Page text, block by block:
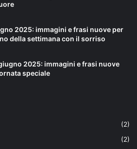
2025: immagini e frasi nuove per
della settimana con il sorriso
2025: immagini e frasi nuove
speciale
(2)
(2)